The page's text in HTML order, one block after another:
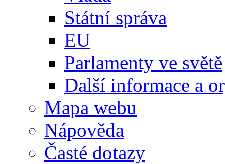
Státní správa
EU
Parlamenty ve světě
Další informace a
Mapa webu
Nápověda
Časté dotazy